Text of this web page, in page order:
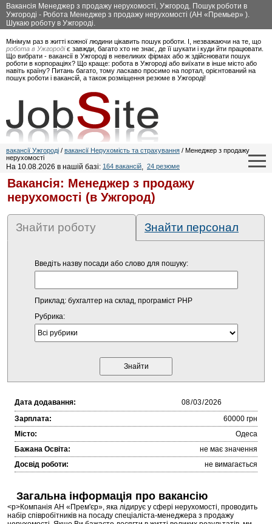
Вакансія Менеджер з продажу нерухомості, Ужгород. Пошук роботи в
Ужгороді - Робота Менеджер з продажу нерухомості (АН «Премьер» ).
Шукаю роботу в Ужгороді.
Мінімум раз в житті кожної людини цікавить пошук роботи. І, незважаючи на те, що
робота в Ужгородіє завжди, багато хто не знає, де її шукати і куди йти працювати.
Що вибрати - вакансії в Ужгороді в невеликих фірмах або ж здійснювати пошук
роботи в корпораціях? Що краще: робота в Ужгороді або виїхати в інше місто або
навіть країну? Питань багато, тому ласкаво просимо на портал, орієнтований на
пошук роботи і вакансій, а також розміщення резюме в Ужгороді!
вакансії Ужгороді / вакансії Нерухомість та страхування / Менеджер з продажу
нерухомості
На 10.08.2026 в нашій базі: 164 вакансій, 24 резюме
Вакансія: Менеджер з продажу
нерухомості (в Ужгород)
Знайти роботу Знайти персонал
Введіть назву посади або слово для пошуку:
Приклад: бухгалтер на склад, програміст PHP
Рубрика:
Дата додавання:
Зарплата:
60000 грн
Місто:
Одеса
Бажана Освіта:
не має значення
Досвід роботи:
не вимагається
Загальна інформація про вакансію
<p>Компанія АН «Прем'єр», яка лідирує у сфері нерухомості, проводить
набір співробітників на посаду спеціаліста-менеджера з продажу